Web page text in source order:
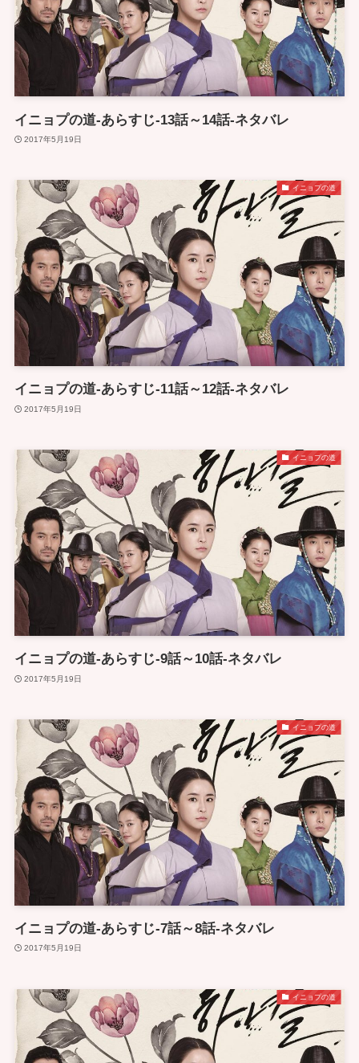
イニョプの道-あらすじ-13話～14話-ネタバレ
2017年5月19日
イニョプの道
イニョプの道-あらすじ-11話～12話-ネタバレ
2017年5月19日
イニョプの道
イニョプの道-あらすじ-9話～10話-ネタバレ
2017年5月19日
イニョプの道
イニョプの道-あらすじ-7話～8話-ネタバレ
2017年5月19日
イニョプの道